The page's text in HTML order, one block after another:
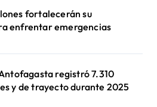
fortalecerán su
enfrentar emergencias
registró 7.310
y de trayecto durante 2025